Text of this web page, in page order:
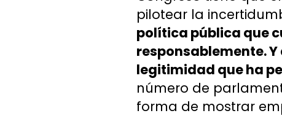
pilotear la
política pública que
responsablemente.
legitimidad que ha
número de
forma de mostrar